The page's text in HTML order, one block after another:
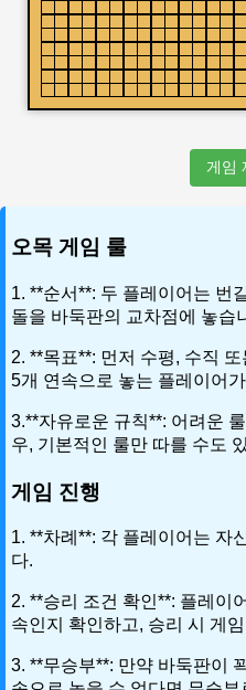
게임
오목 게임 룰
1. **순서**: 두 플레이어는 번
돌을 바둑판의 교차점에 놓습
2. **목표**: 먼저 수평, 수직
5개 연속으로 놓는 플레이어
3.**자유로운 규칙**: 어려운
우, 기본적인 룰만 따를 수도
게임 진행
1. **차례**: 각 플레이어는 자
다.
2. **승리 조건 확인**: 플레이
속인지 확인하고, 승리 시 게
3. **무승부**: 만약 바둑판이